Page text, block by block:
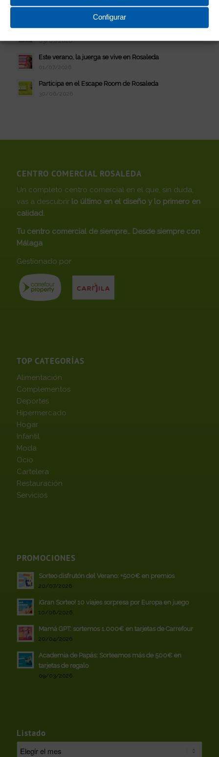
Configurar
Participa en el II Concurso de Abanicos
03/07/2026
Este verano, la juerga se vive en Rosaleda
01/07/2026
Participa en el Escape Room de Rosaleda
30/06/2026
CENTRO COMERCIAL ROSALEDA
Un completo centro comercial en el que, sin duda,
vas a descubrir lo último en el diseño y lo primero en
calidad.
Tu centro comercial de siempre… Desde siempre con
Málaga
Gestionado por
TOP CATEGORÍAS
Alimentación
Complementos
Deportes
Hipermercado
Hogar
Infantil
Moda
Ocio
Cartelera
Restauración
Servicios
PROMOCIONES
Sorteo disfrutón del Verano: +500€ en premios
20/07/2026
¡Gran Sorteo! 10 viajes sorpresa por Europa en juego
10/06/2026
Mamá GPT: sortemos 1.000€ en tarjetas de Carrefour
20/04/2026
Academia de Papás: Sorteamos más de 500€ en
tarjetas de regalo
09/03/2026
Listado